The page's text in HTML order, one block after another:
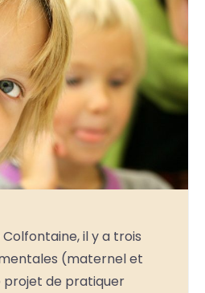
il y a trois
(maternel et
projet de pratiquer